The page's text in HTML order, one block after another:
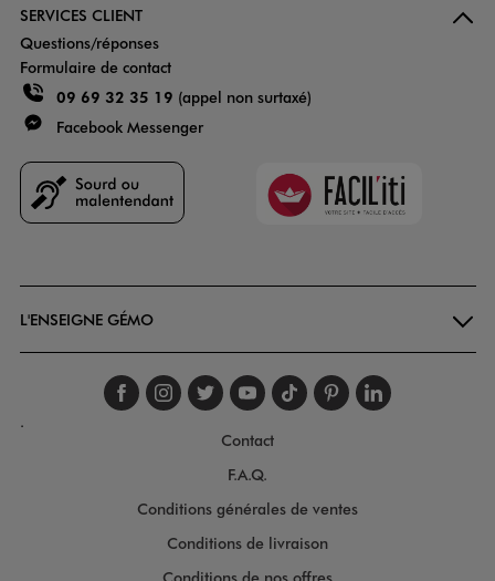
SERVICES CLIENT
Questions/réponses
Formulaire de contact
09 69 32 35 19 (appel non surtaxé)
Facebook Messenger
Faciliti
L'ENSEIGNE GÉMO
Suivez-nous sur
Suivez-nous sur
Suivez-nous sur
Suivez-nous
Suivez-nous
Suivez-
.
Contact
F.A.Q.
Conditions générales de ventes
Conditions de livraison